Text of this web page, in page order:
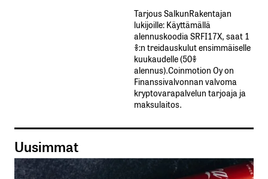
Tarjous SalkunRakentajan
lukijoille: Käyttämällä​ ​
alennuskoodia​ ​SRFI17X,​ ​saat​ ​1
%:n treidauskulut​ ​ensimmäiselle​ ​
kuukaudelle​ ​(50%​ ​
alennus).Coinmotion Oy on
Finanssivalvonnan valvoma
kryptovarapalvelun tarjoaja ja
maksulaitos.
Uusimmat